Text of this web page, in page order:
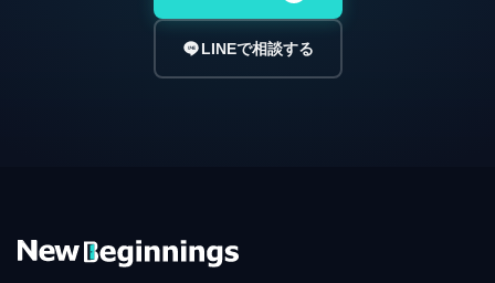
LINEで相談する